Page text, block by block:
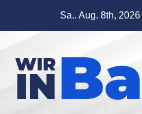
Sa.. Aug. 8th, 2026